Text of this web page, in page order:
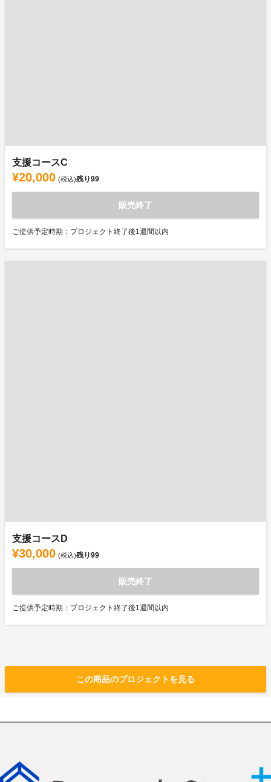
支援コースC
¥20,000 (税込)残り99
販売終了
ご提供予定時期：プロジェクト終了後1週間以内
支援コースD
¥30,000 (税込)残り99
販売終了
ご提供予定時期：プロジェクト終了後1週間以内
この商品のプロジェクトを見る